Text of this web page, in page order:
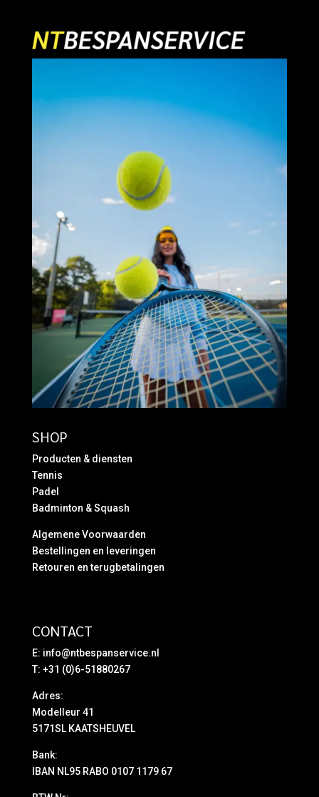
SHOP
Producten & diensten
Tennis
Padel
Badminton & Squash
Algemene Voorwaarden
Bestellingen en leveringen
Retouren en terugbetalingen
CONTACT
E: info@ntbespanservice.nl
T: +31 (0)6-51880267
Adres:
Modelleur 41
5171SL KAATSHEUVEL
Bank:
IBAN NL95 RABO 0107 1179 67